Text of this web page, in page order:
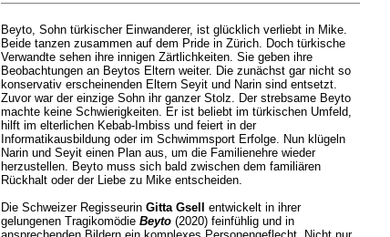
Beyto, Sohn türkischer Einwanderer, ist glücklich verliebt in Mike.
Beide tanzen zusammen auf dem Pride in Zürich. Doch türkische
Verwandte sehen ihre innigen Zärtlichkeiten. Sie geben ihre
Beobachtungen an Beytos Eltern weiter. Die zunächst gar nicht so
konservativ erscheinenden Eltern Seyit und Narin sind entsetzt.
Zuvor war der einzige Sohn ihr ganzer Stolz. Der strebsame Beyto
machte keine Schwierigkeiten. Er ist beliebt im türkischen Umfeld,
hilft im elterlichen Kebab-Imbiss und feiert in der
Informatikausbildung oder im Schwimmsport Erfolge. Nun klügeln
Narin und Seyit einen Plan aus, um die Familienehre wieder
herzustellen. Beyto muss sich bald zwischen dem familiären
Rückhalt oder der Liebe zu Mike entscheiden.
Die Schweizer Regisseurin Gitta Gsell
entwickelt in ihrer
gelungenen Tragikomödie Beyto(2020) feinfühlig und in